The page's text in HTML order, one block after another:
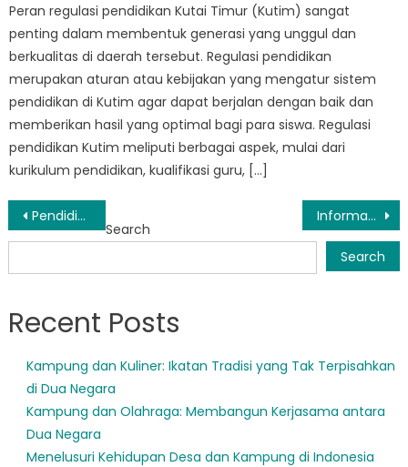
Peran regulasi pendidikan Kutai Timur (Kutim) sangat
penting dalam membentuk generasi yang unggul dan
berkualitas di daerah tersebut. Regulasi pendidikan
merupakan aturan atau kebijakan yang mengatur sistem
pendidikan di Kutim agar dapat berjalan dengan baik dan
memberikan hasil yang optimal bagi para siswa. Regulasi
pendidikan Kutim meliputi berbagai aspek, mulai dari
kurikulum pendidikan, kualifikasi guru, […]
Post
navigation
Pendidikan Kutai Timur: Transforming Education for a Brighter Future Informasi Pendidikan Kutim: Ensuring Access to Quality Education for All
Search
Search
Recent Posts
Kampung dan Kuliner: Ikatan Tradisi yang Tak Terpisahkan
di Dua Negara
Kampung dan Olahraga: Membangun Kerjasama antara
Dua Negara
Menelusuri Kehidupan Desa dan Kampung di Indonesia